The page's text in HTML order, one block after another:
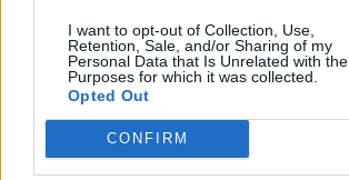
I want to opt-out of Collection, Use,
Retention, Sale, and/or Sharing of my
Personal Data that Is Unrelated with the
Purposes for which it was collected.
Opted Out
CONFIRM